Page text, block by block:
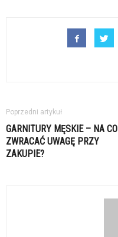
Poprzedni artykuł
GARNITURY MĘSKIE – NA CO
ZWRACAĆ UWAGĘ PRZY
ZAKUPIE?